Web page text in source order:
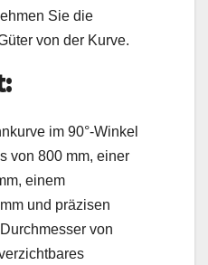
Sie die
von der Kurve.
im 90°-Winkel
von 800 mm, einer
einem
und präzisen
von